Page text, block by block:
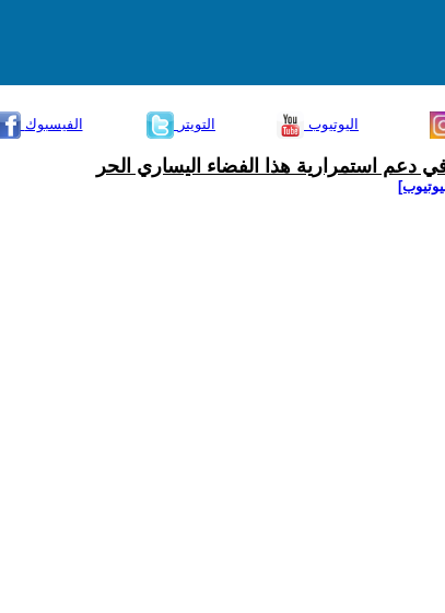
الفيسبوك
التويتر اليوتيوب
دعم استمرارية هذا الفضاء اليساري الحر